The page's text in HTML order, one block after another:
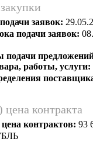
заявок:
подачи заявок:
подачи
работы, услуги:
контракта
контрактов: 93